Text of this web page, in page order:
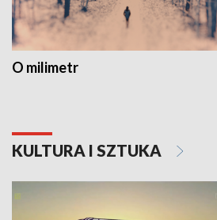
O milimetr
KULTURA I SZTUKA